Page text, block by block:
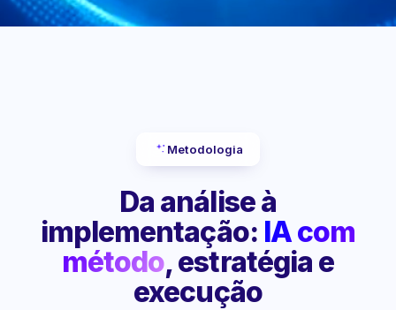
Metodologia
Da análise à
implementação: IA com
método, estratégia e
execução